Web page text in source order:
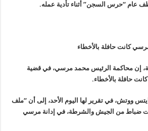
عام “حرس السجن” أثناء تأدية عمله.
كانت حافلة بالأخطاء
إن محاكمة الرئيس محمد مرسي، في قضية
حافلة بالأخطاء.
ووتش، في تقرير لها اليوم الأحد، إلى أن “ملف
ضباط من الجيش والشرطة، في إدانة مرسي